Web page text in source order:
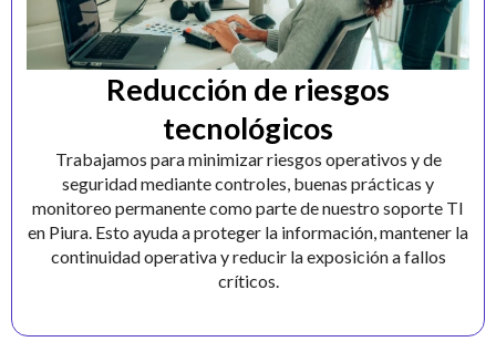
Reducción de riesgos
tecnológicos
Trabajamos para minimizar riesgos operativos y de
seguridad mediante controles, buenas prácticas y
monitoreo permanente como parte de nuestro soporte TI
en Piura. Esto ayuda a proteger la información, mantener la
continuidad operativa y reducir la exposición a fallos
críticos.